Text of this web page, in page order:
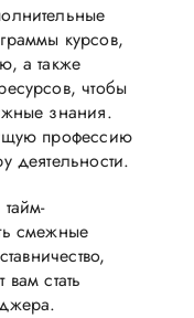
курсов,
а также
чтобы
знания.
профессию
деятельности.
смежные
стать